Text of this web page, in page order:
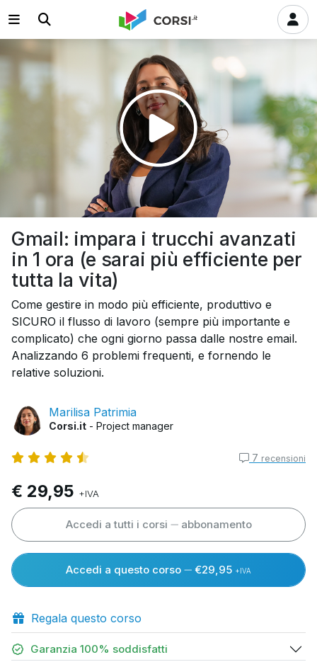
Gmail: impara i trucchi avanzati
in 1 ora (e sarai più efficiente per
tutta la vita)
Come gestire in modo più efficiente, produttivo e
SICURO il flusso di lavoro (sempre più importante e
complicato) che ogni giorno passa dalle nostre email.
Analizzando 6 problemi frequenti, e fornendo le
relative soluzioni.
Marilisa Patrimia
Corsi.it - Project manager
7 recensioni
€ 29,95 +IVA
Accedi a tutti i corsi abbonamento
Accedi a questo corso €29,95 +IVA
Regala questo corso
Garanzia 100% soddisfatti
Riprodurre
il
video